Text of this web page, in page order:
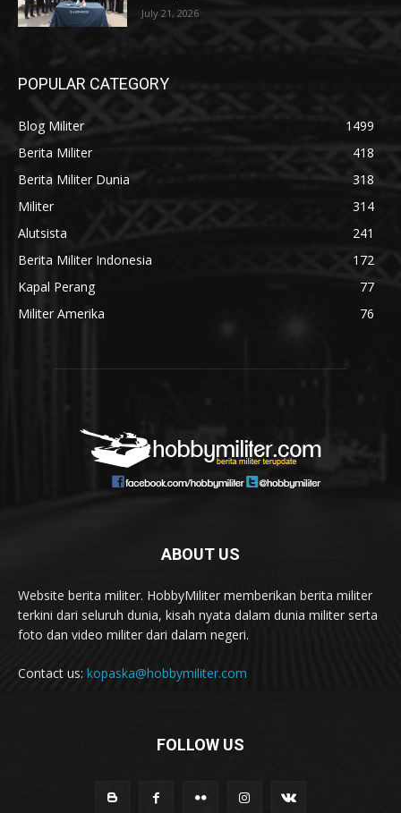
July 21, 2026
POPULAR CATEGORY
Blog Militer
1499
Berita Militer
418
Berita Militer Dunia
318
Militer
314
Alutsista
241
Berita Militer Indonesia
172
Kapal Perang
77
Militer Amerika
76
ABOUT US
Website berita militer. HobbyMiliter memberikan berita militer
terkini dari seluruh dunia, kisah nyata dalam dunia militer serta
foto dan video militer dari dalam negeri.
Contact us: kopaska@hobbymiliter.com
FOLLOW US